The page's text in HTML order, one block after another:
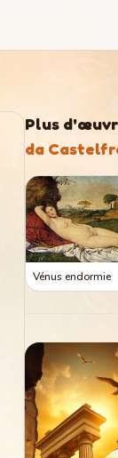
Plus
da
Vénus endormie